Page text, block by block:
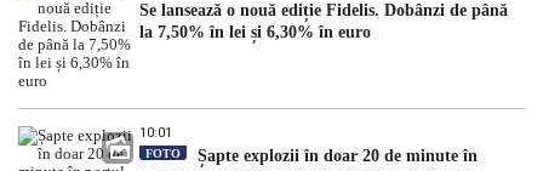
Se lansează o nouă ediție Fidelis. Dobânzi de până
la 7,50% în lei și 6,30% în euro
10:01
FOTO
Șapte explozii în doar 20 de minute în